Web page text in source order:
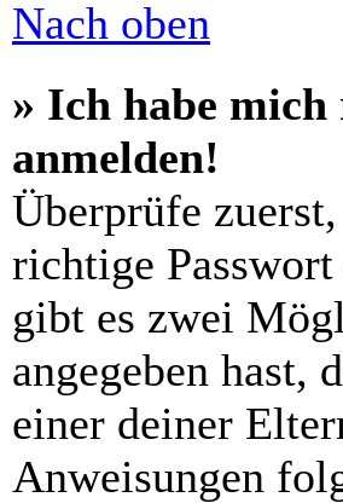
Nach oben
» Ich habe
anmelden!
Überprüfe
richtige Passwort
gibt es zwei
angegeben hast,
einer deiner
Anweisungen